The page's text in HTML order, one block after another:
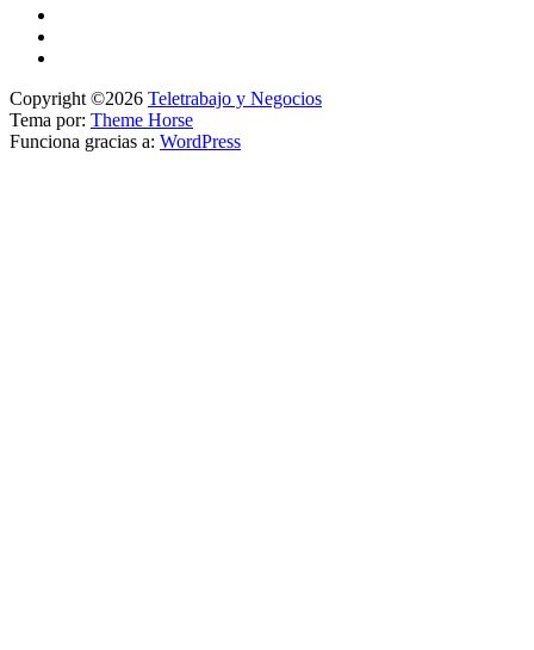
Copyright ©2026 Teletrabajo y Negocios
Tema por: Theme Horse
Funciona gracias a: WordPress